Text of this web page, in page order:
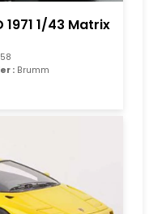
1971 1/43 Matrix
: Brumm